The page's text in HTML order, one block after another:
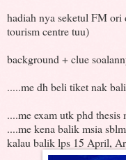
hadiah nya seketul FM
tourism centre tuu)
background + clue
.....me dh beli tiket nak
....me exam utk phd
....me kena balik msia
kalau balik lps 15 April,